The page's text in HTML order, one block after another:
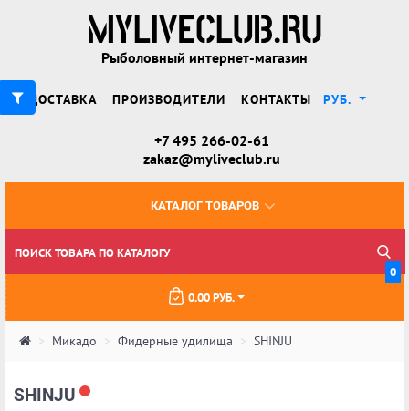
Рыболовный интернет-магазин
ДОСТАВКА ПРОИЗВОДИТЕЛИ КОНТАКТЫ РУБ.
+7 495 266-02-61
zakaz@myliveclub.ru
КАТАЛОГ ТОВАРОВ
0
0.00 РУБ.
Микадо Фидерные удилища SHINJU
SHINJU